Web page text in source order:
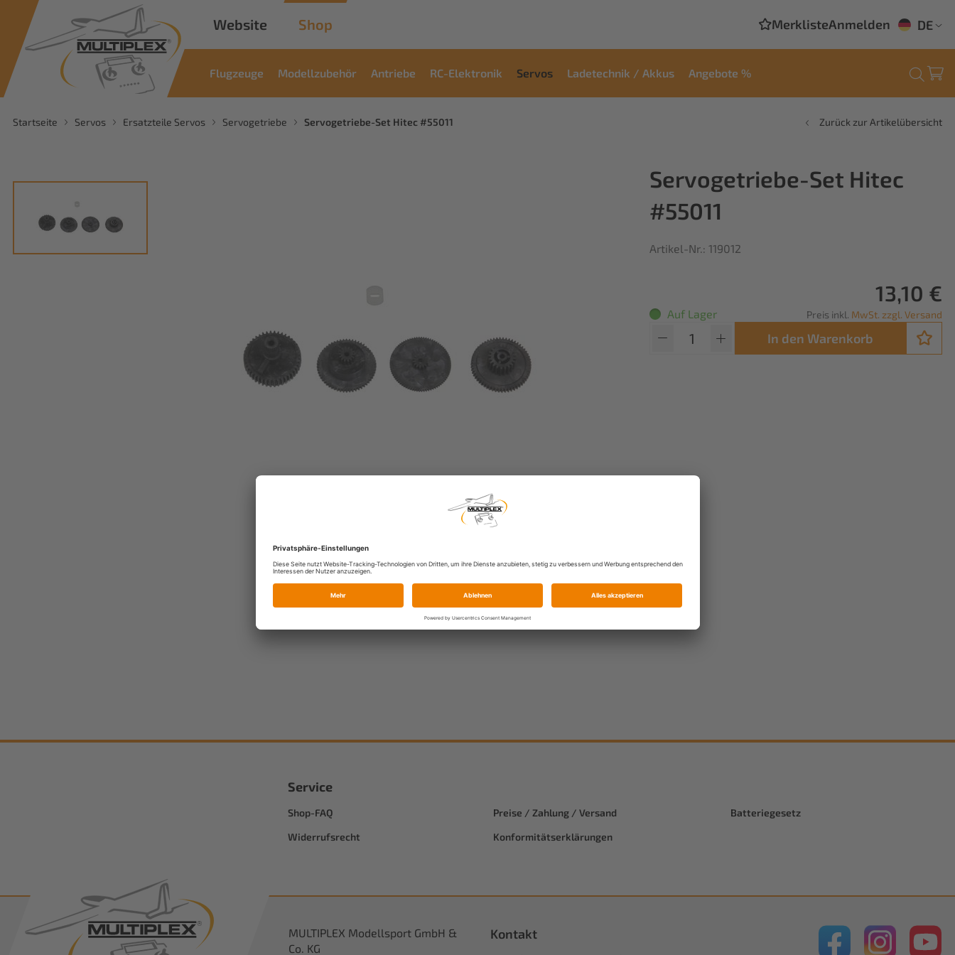
Website Shop MerklisteAnmelden DE
Flugzeuge Modellzubehör Antriebe RC-Elektronik Servos Ladetechnik / Akkus Angebote %
Startseite Servos Ersatzteile Servos Servogetriebe Servogetriebe-Set Hitec #55011 Zurück zur Artikelübersicht
Servogetriebe-Set Hitec
#55011
Artikel-Nr.: 119012
13,10 €
Preis inkl. MwSt. zzgl. Versand
Auf Lager
In den Warenkorb
Service
Shop-FAQ Preise / Zahlung / Versand
Batteriegesetz
Widerrufsrecht
Konformitätserklärungen
MULTIPLEX Modellsport GmbH &
Co. KG
Kontakt